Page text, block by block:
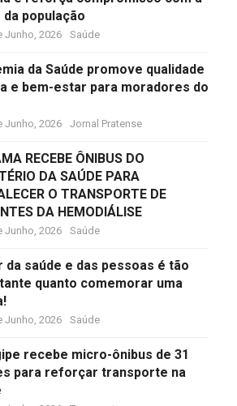
da população
Junho, 2026 Saúde
da Saúde promove qualidade
e bem-estar para moradores do
Junho, 2026 Jornal Pratense
RECEBE ÔNIBUS DO
DA SAÚDE PARA
O TRANSPORTE DE
DA HEMODIÁLISE
Junho, 2026 Saúde
da saúde e das pessoas é tão
quanto comemorar uma
Junho, 2026 Saúde
recebe micro-ônibus de 31
para reforçar transporte na